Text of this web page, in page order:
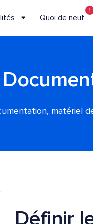
Quoi de neuf
1
matériel
Définir